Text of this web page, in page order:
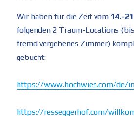
Wir haben für die Zeit vom 14.-
folgenden 2 Traum-Locations
fremd vergebenes Zimmer)
gebucht:
https://www.hochwies.com/de/
https://resseggerhof.com/